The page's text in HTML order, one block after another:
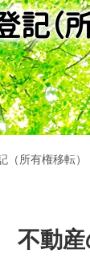
記（
（所有権移転）
不動産